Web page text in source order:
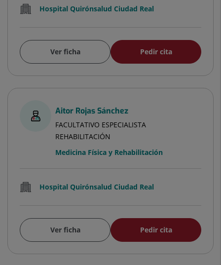
Hospital Quirónsalud Ciudad Real
Ver ficha Pedir cita
Aitor Rojas Sánchez
FACULTATIVO ESPECIALISTA
REHABILITACIÓN
Medicina Física y Rehabilitación
Hospital Quirónsalud Ciudad Real
Ver ficha Pedir cita